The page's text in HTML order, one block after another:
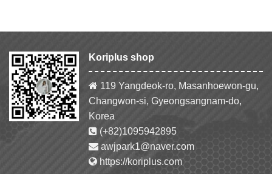
Koriplus shop
119 Yangdeok-ro, Masanhoewon-gu,
Changwon-si, Gyeongsangnam-do,
Korea
(+82)1095942895
awjpark1@naver.com
https://koriplus.com